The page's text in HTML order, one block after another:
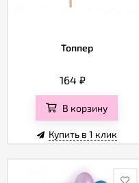
Топпер
164₽
В корзину
Купить в 1 клик